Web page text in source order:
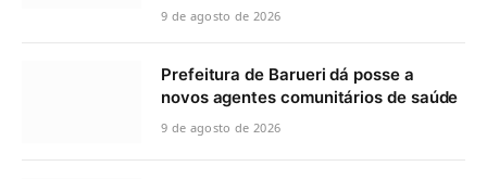
9 de agosto de 2026
Prefeitura de Barueri dá posse a
novos agentes comunitários de saúde
9 de agosto de 2026